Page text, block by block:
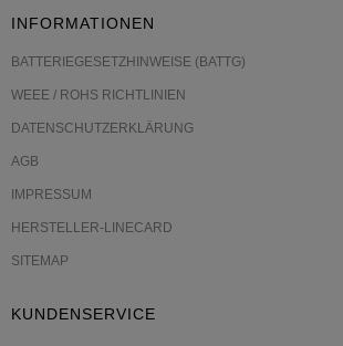
INFORMATIONEN
BATTERIEGESETZHINWEISE (BATTG)
WEEE / ROHS RICHTLINIEN
DATENSCHUTZERKLÄRUNG
AGB
IMPRESSUM
HERSTELLER-LINECARD
SITEMAP
KUNDENSERVICE